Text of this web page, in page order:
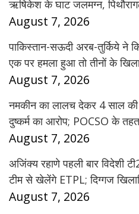
ऋषिकेश के घाट जलमग्न,
August 7, 2026
पाकिस्तान-सऊदी अरब-तुर्किये ने
एक पर हमला हुआ तो तीनों के
August 7, 2026
नमकीन का लालच देकर 4 साल की
दुष्कर्म का आरोप; POCSO के तहत
August 7, 2026
अजिंक्य रहाणे पहली बार विदेशी
टीम से खेलेंगे ETPL; दिग्गज
August 7, 2026